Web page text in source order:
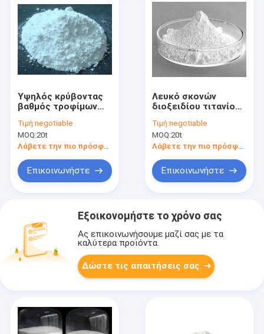
Υψηλός κρύβοντας
βαθμός τροφίμων
τιτανίου,
συγκεκριμένη
χρωστική ουσία
Τιμή:negotiable
MOQ:20t
Λάβετε την πιο πρόσφατη τιμή
Επικοινωνήστε
Λευκό σκονών
διοξειδίου τιτανίου
1317-80-2 Tio2
Τιμή:negotiable
MOQ:20t
Λάβετε την πιο πρόσφατη τιμή
Επικοινωνήστε
Εξοικονομήστε το χρόνο σας
Ας επικοινωνήσουμε μαζί σας με τα
καλύτερα προϊόντα.
Δώστε τις απαιτήσεις σας